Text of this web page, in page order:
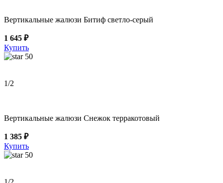
Вертикальные жалюзи Битиф светло-серый
1 645 ₽
Купить
50
1/2
Вертикальные жалюзи Снежок терракотовый
1 385 ₽
Купить
50